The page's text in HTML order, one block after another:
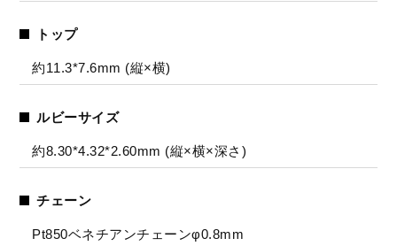
トップ
約11.3*7.6mm (縦×横)
ルビーサイズ
約8.30*4.32*2.60mm (縦×横×深さ)
チェーン
Pt850ベネチアンチェーンφ0.8mm